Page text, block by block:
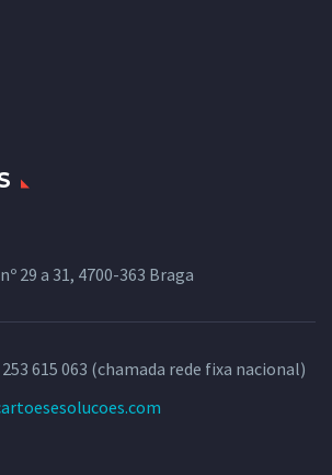
29 a 31, 4700-363 Braga
615 063 (chamada rede fixa nacional)